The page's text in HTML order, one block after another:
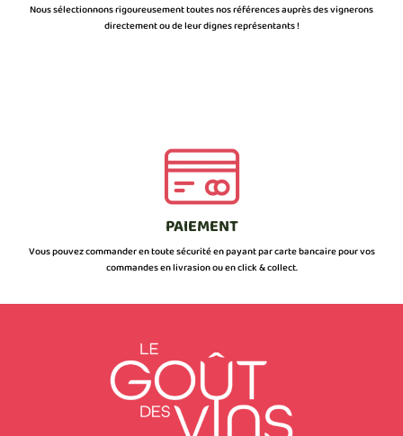
Nous sélectionnons rigoureusement toutes nos références auprès des vignerons
directement ou de leur dignes représentants !
PAIEMENT
Vous pouvez commander en toute sécurité en payant par carte bancaire pour vos
commandes en livrasion ou en click & collect.